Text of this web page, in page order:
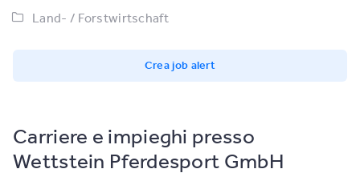
Land- / Forstwirtschaft
Crea job alert
Carriere e impieghi presso
Wettstein Pferdesport GmbH